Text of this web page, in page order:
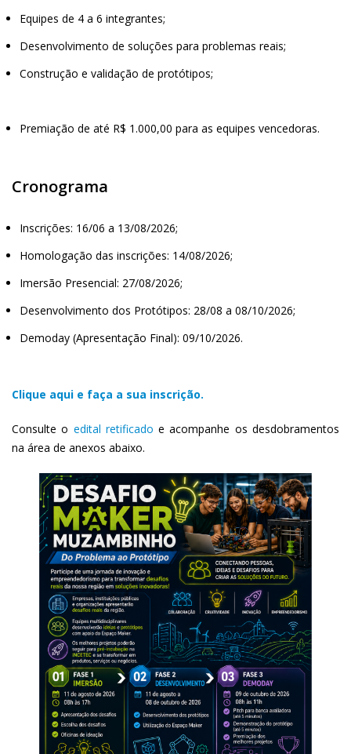
Equipes de 4 a 6 integrantes;
Desenvolvimento de soluções para problemas reais;
Construção e validação de protótipos;
Premiação de até R$ 1.000,00 para as equipes vencedoras.
Cronograma
Inscrições: 16/06 a 13/08/2026;
Homologação das inscrições: 14/08/2026;
Imersão Presencial: 27/08/2026;
Desenvolvimento dos Protótipos: 28/08 a 08/10/2026;
Demoday (Apresentação Final): 09/10/2026.
Clique aqui e faça a sua inscrição.
Consulte o edital retificado e acompanhe os desdobramentos
na área de anexos abaixo.